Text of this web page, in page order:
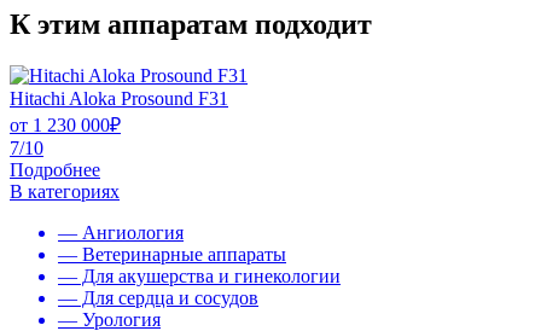
К этим аппаратам подходит
Hitachi Aloka Prosound F31
от 1 230 000₽
7/10
Подробнее
В категориях
— Ангиология
— Ветеринарные аппараты
— Для акушерства и гинекологии
— Для сердца и сосудов
— Урология